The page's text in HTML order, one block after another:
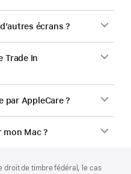
écrans ?
Trade In
par AppleCare ?
Mac ?
droit de timbre fédéral, le cas